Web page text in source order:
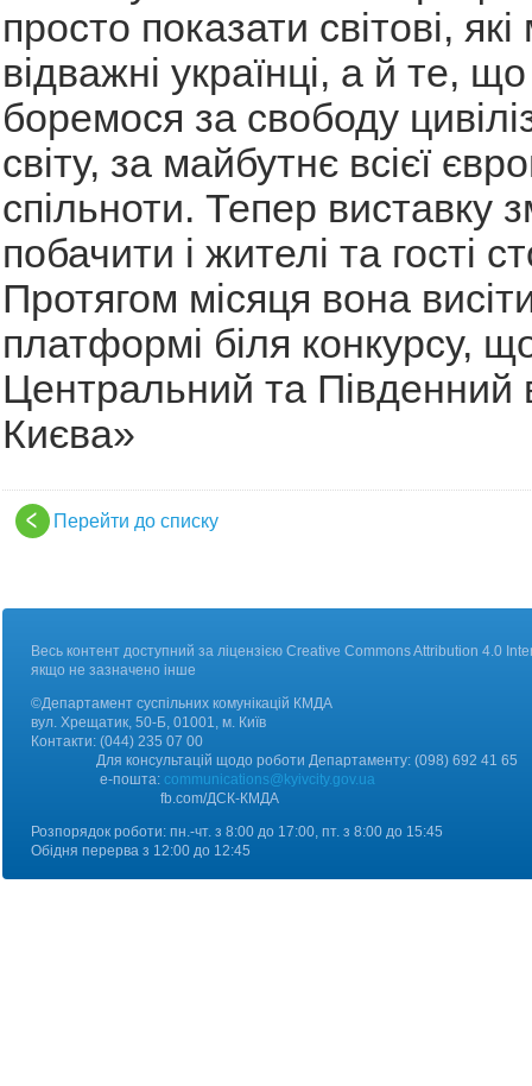
просто показати світові,
відважні українці, а й те,
боремося за свободу
світу, за майбутнє всієї
спільноти. Тепер виставку
побачити і жителі та гості
Протягом місяця вона
платформі біля конкурсу,
Центральний та Південний
Києва»
Перейти до списку
Весь контент доступний за ліцензією Creative Commons Attribution 4.0
якщо не зазначено інше
©Департамент суспільних комунікацій КМДА
вул. Хрещатик, 50-Б, 01001, м. Київ
Контакти: (044) 235 07 00
Для консультацій щодо роботи Департаменту: (098) 692 41 65
е-пошта: communications@kyivcity.gov.ua
fb.com/ДCК-КМДА
Розпорядок роботи: пн.-чт. з 8:00 до 17:00, пт. з 8:00 до 15:45
Обідня перерва з 12:00 до 12:45